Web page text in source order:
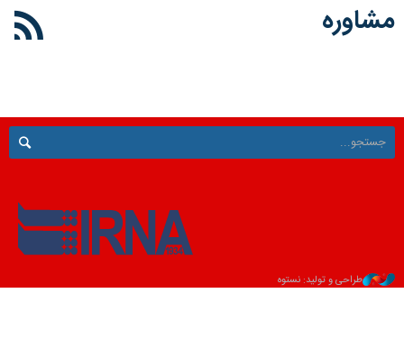
مشاوره
طراحی و تولید: نستوه